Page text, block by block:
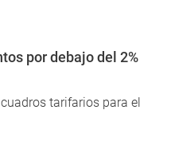
por debajo del 2%
tarifarios para el